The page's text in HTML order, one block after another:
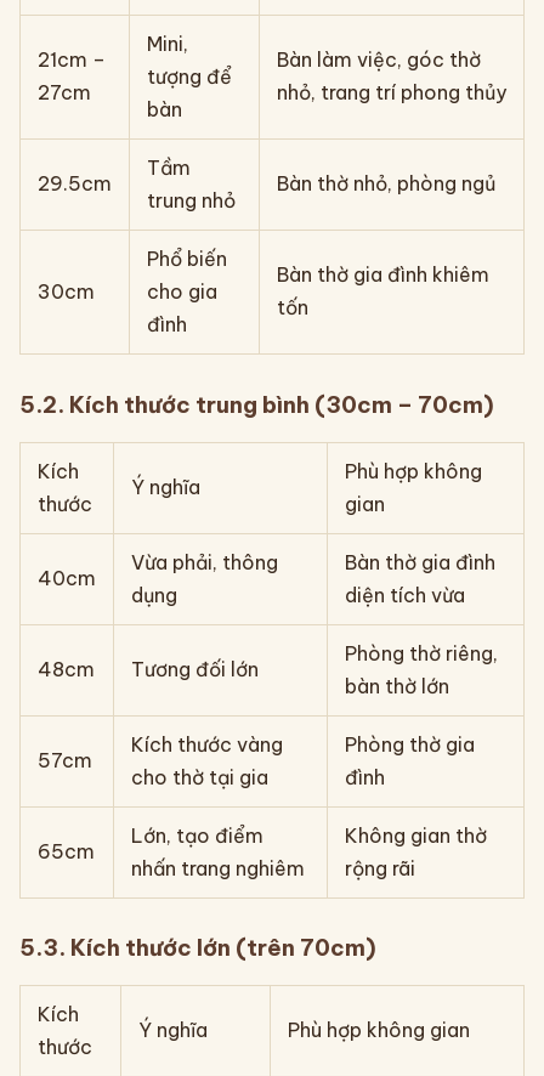
21cm –
27cm
Mini,
tượng để
bàn
Bàn làm việc, góc thờ
nhỏ, trang trí phong thủy
29.5cm
Tầm
trung nhỏ
Bàn thờ nhỏ, phòng ngủ
30cm
Phổ biến
cho gia
đình
Bàn thờ gia đình khiêm
tốn
5.2. Kích thước trung bình (30cm – 70cm)
Kích
thước
Ý nghĩa
Phù hợp không
gian
40cm
Vừa phải, thông
dụng
Bàn thờ gia đình
diện tích vừa
48cm Tương đối lớn
Phòng thờ riêng,
bàn thờ lớn
57cm
Kích thước vàng
cho thờ tại gia
Phòng thờ gia
đình
65cm
Lớn, tạo điểm
nhấn trang nghiêm
Không gian thờ
rộng rãi
5.3. Kích thước lớn (trên 70cm)
Kích
thước
Ý nghĩa Phù hợp không gian